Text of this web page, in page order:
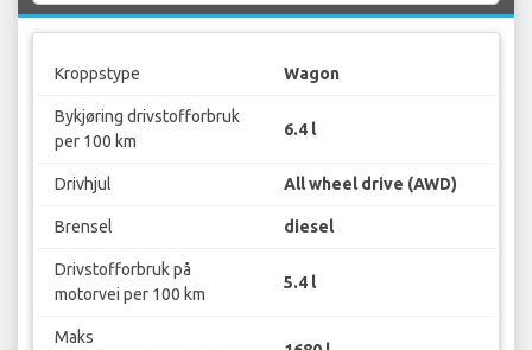
Kroppstype Wagon
Bykjøring drivstofforbruk
per 100 km
6.4 l
Drivhjul All wheel drive (AWD)
Brensel diesel
Drivstofforbruk på
motorvei per 100 km
5.4 l
Maks